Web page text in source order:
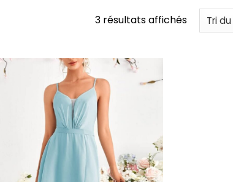
3 résultats affichésTrié